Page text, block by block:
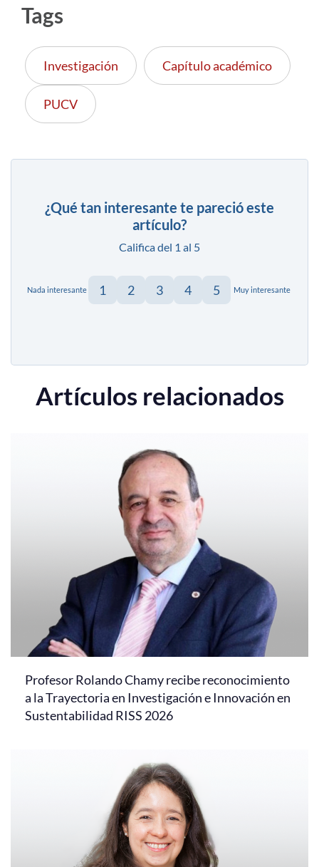
Tags
Investigación Capítulo académico
PUCV
¿Qué tan interesante te pareció este
artículo?
Califica del 1 al 5
Nada interesante 1 2 3 4 5 Muy interesante
Artículos relacionados
Profesor Rolando Chamy recibe reconocimiento
a la Trayectoria en Investigación e Innovación en
Sustentabilidad RISS 2026